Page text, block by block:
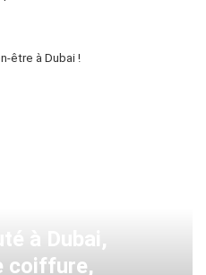
être à Dubai !
à Dubai,
coiffure,